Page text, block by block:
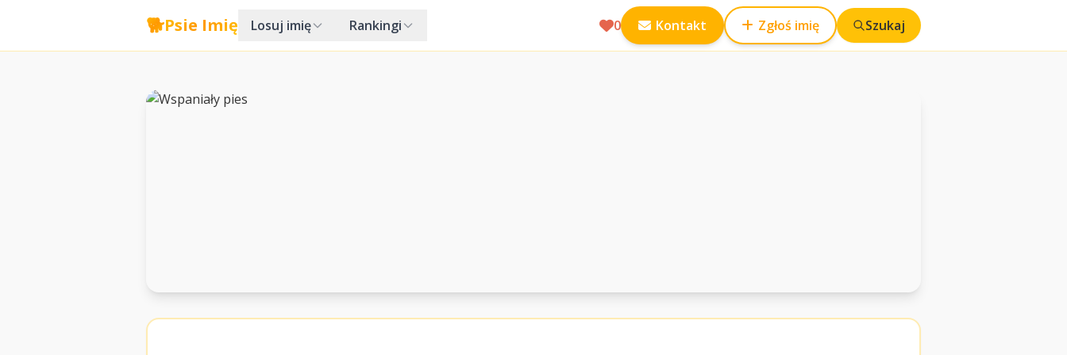
🐕Psie Imię Losuj imię Rankingi 0 Kontakt Zgłoś imię Szukaj